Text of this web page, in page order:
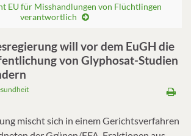
EU für Misshandlungen von Flüchtlingen
verantwortlich
will vor dem EuGH die
von Glyphosat-Studien
mischt sich in einem Gerichtsverfahren